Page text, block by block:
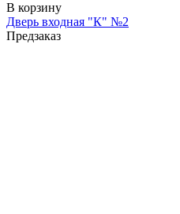
В корзину
Дверь входная "К" №2
Предзаказ